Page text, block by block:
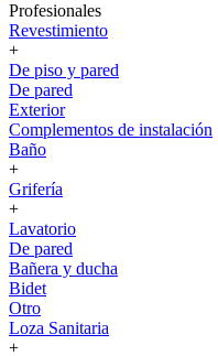
Profesionales
Revestimiento
+
De piso y pared
De pared
Exterior
Complementos de instalación
Baño
+
Grifería
+
Lavatorio
De pared
Bañera y ducha
Bidet
Otro
Loza Sanitaria
+